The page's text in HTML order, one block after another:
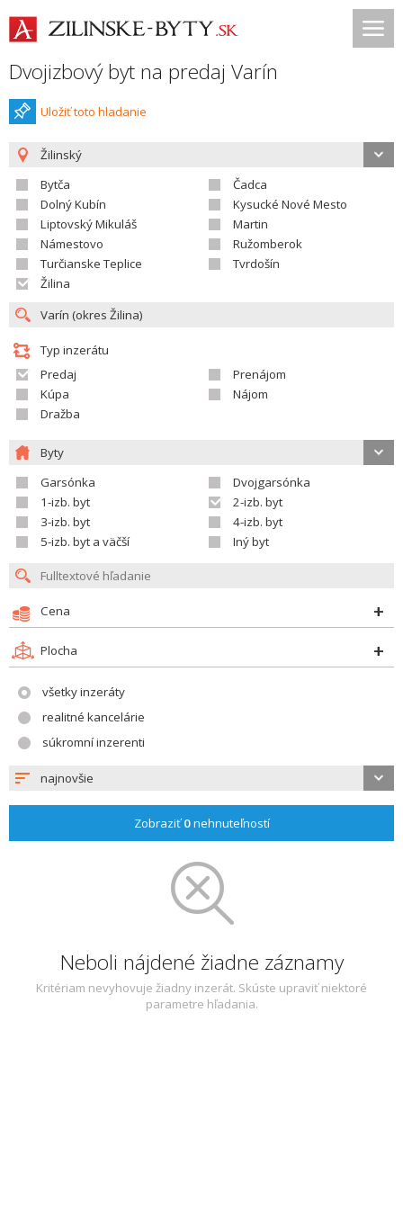
Dvojizbový byt na predaj Varín
Uložiť toto hladanie
Žilinský
Bytča
Čadca
Dolný Kubín
Kysucké Nové Mesto
Liptovský Mikuláš
Martin
Námestovo
Ružomberok
Turčianske Teplice
Tvrdošín
Žilina
Typ inzerátu
Predaj
Prenájom
Kúpa
Nájom
Dražba
Byty
Garsónka
Dvojgarsónka
1-izb. byt
2-izb. byt
3-izb. byt
4-izb. byt
5-izb. byt a väčší
Iný byt
Cena
Plocha
všetky inzeráty
realitné kancelárie
súkromní inzerenti
najnovšie
Zobraziť0nehnuteľností
Neboli nájdené žiadne záznamy
Kritériam nevyhovuje žiadny inzerát. Skúste upraviť niektoré
parametre hľadania.